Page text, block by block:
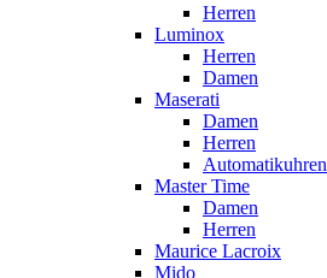
Herren
Luminox
Herren
Damen
Maserati
Damen
Herren
Automatikuhren
Master Time
Damen
Herren
Maurice Lacroix
Mido